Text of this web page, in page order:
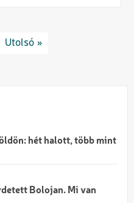
oldal
Utolsó oldal
Utolsó »
hét halott, több mint
Bolojan. Mi van